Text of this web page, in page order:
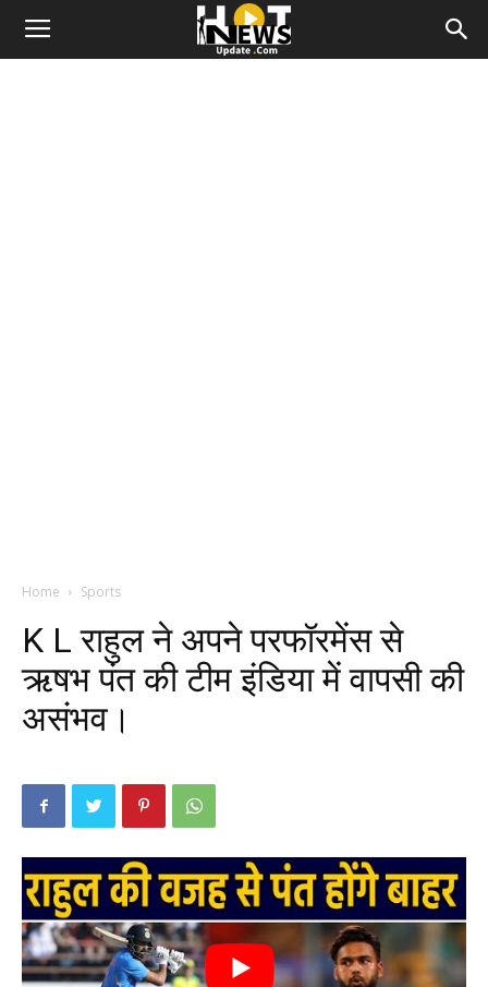
Home Sports
K L राहुल ने अपने परफॉरमेंस से
ऋषभ पंत की टीम इंडिया में वापसी की
असंभव।